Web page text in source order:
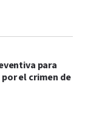
para
el crimen de